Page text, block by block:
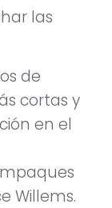
las
de
cortas y
en el
Willems.